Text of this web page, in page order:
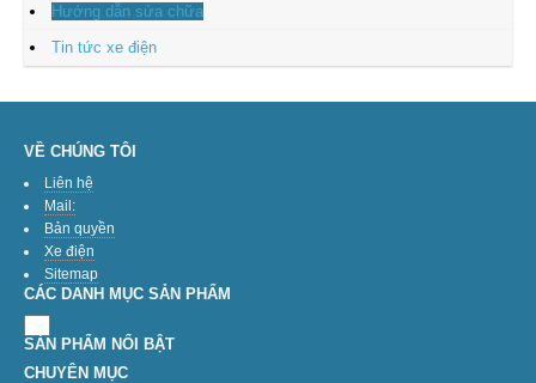
Hướng dẫn sửa chữa
Tin tức xe điện
VỀ CHÚNG TÔI
Liên hệ
Mail:
Bản quyền
Xe điện
Sitemap
CÁC DANH MỤC SẢN PHẨM
SẢN PHẨM NỔI BẬT
CHUYÊN MỤC